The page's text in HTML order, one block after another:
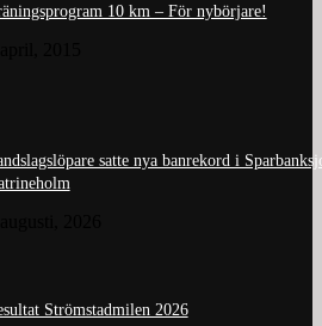
10 km – För nybörjare!
satte nya banrekord i
Strömstadmilen 2026